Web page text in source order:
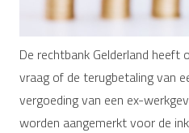
De rechtbank Gelderland heeft
vraag of de terugbetaling van
vergoeding van een ex-
worden aangemerkt voor de